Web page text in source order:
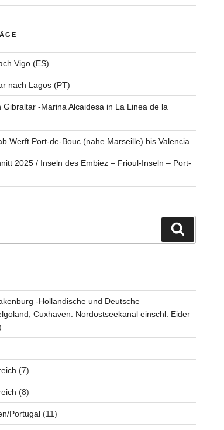
Vigo (ES)
nach Lagos (PT)
Gibraltar -Marina Alcaidesa in La Linea de la
Werft Port-de-Bouc (nahe Marseille) bis Valencia
2025 / Inseln des Embiez – Frioul-Inseln – Port-
-Hollandische und Deutsche
Cuxhaven. Nordostseekanal einschl. Eider
(7)
(8)
Portugal(11)